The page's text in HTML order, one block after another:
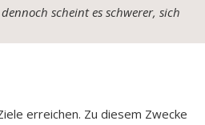
scheint es schwerer, sich
erreichen. Zu diesem Zwecke